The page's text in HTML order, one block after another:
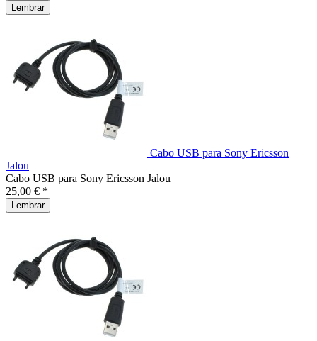
Lembrar
Cabo USB para Sony Ericsson
Jalou
Cabo USB para Sony Ericsson Jalou
25,00 € *
Lembrar